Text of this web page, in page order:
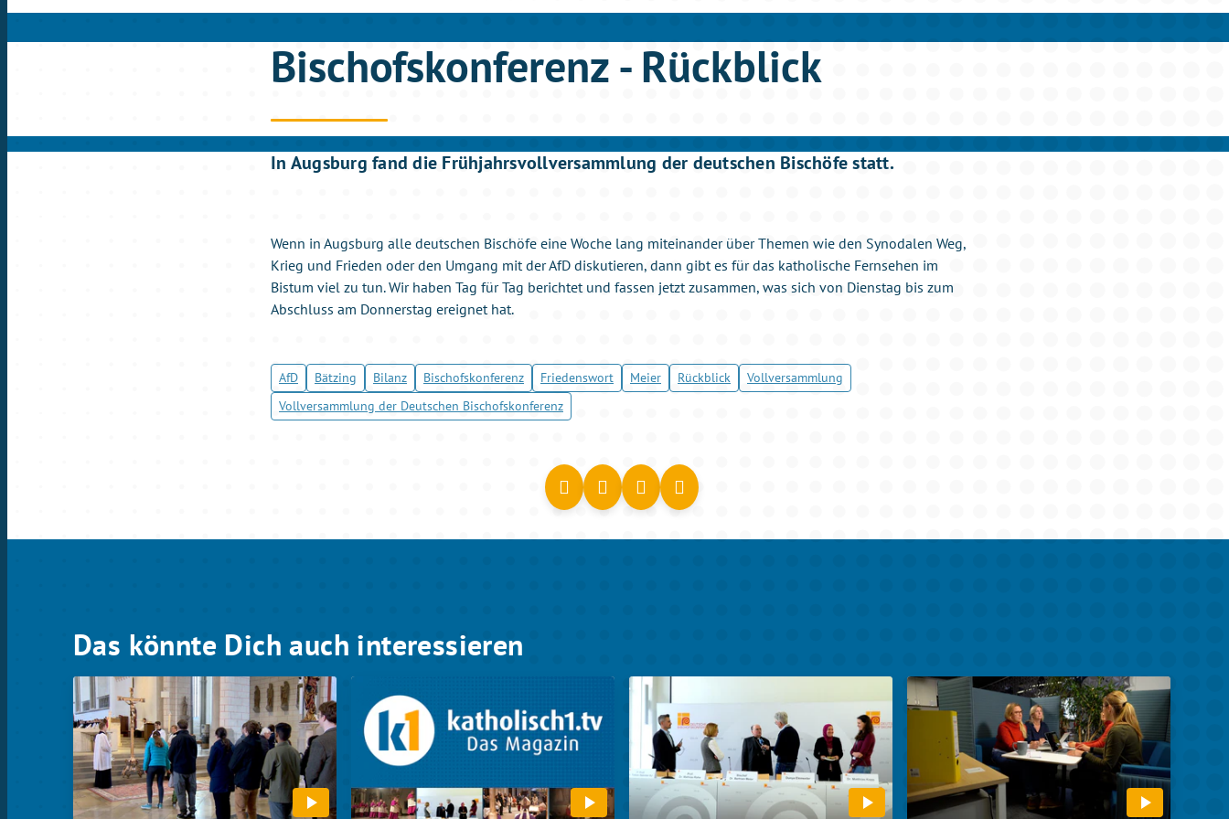
Bischofskonferenz - Rückblick
In Augsburg fand die Frühjahrsvollversammlung der deutschen Bischöfe statt.
Wenn in Augsburg alle deutschen Bischöfe eine Woche lang miteinander über Themen wie den Synodalen Weg,
Krieg und Frieden oder den Umgang mit der AfD diskutieren, dann gibt es für das katholische Fernsehen im
Bistum viel zu tun. Wir haben Tag für Tag berichtet und fassen jetzt zusammen, was sich von Dienstag bis zum
Abschluss am Donnerstag ereignet hat.
AfD Bätzing Bilanz Bischofskonferenz Friedenswort Meier Rückblick
Vollversammlung
Vollversammlung der Deutschen Bischofskonferenz
Das könnte Dich auch interessieren